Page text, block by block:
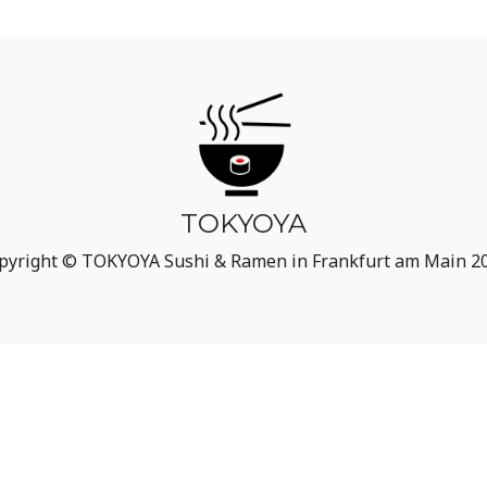
TOKYOYA
© TOKYOYA Sushi & Ramen in Frankfurt am Main